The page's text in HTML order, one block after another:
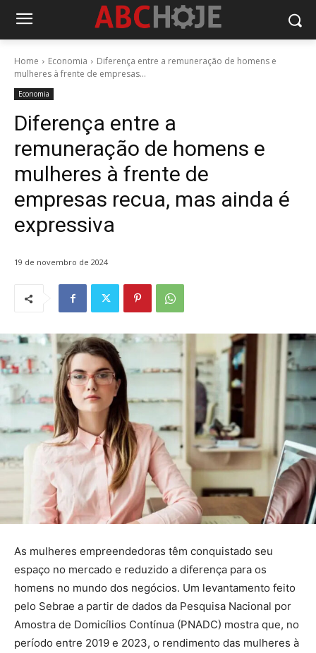
Home Economia
Diferença entre a remuneração de homens e
mulheres à frente de empresas...
Economia
Diferença entre a
remuneração de homens e
mulheres à frente de
empresas recua, mas ainda é
expressiva
19 de novembro de 2024
As mulheres empreendedoras têm conquistado seu
espaço no mercado e reduzido a diferença para os
homens no mundo dos negócios. Um levantamento feito
pelo Sebrae a partir de dados da Pesquisa Nacional por
Amostra de Domicílios Contínua (PNADC) mostra que, no
período entre 2019 e 2023, o rendimento das mulheres à